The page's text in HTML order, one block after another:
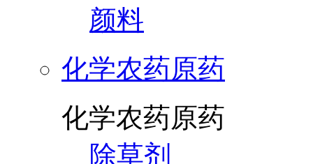
颜料
化学农药原药
化学农药原药
除草剂